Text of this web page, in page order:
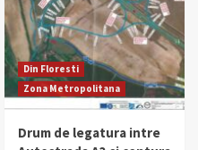
Din Floresti
Zona Metropolitana
Drum de legatura intre